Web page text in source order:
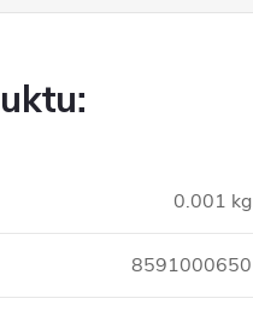
0.001 kg
8591000650